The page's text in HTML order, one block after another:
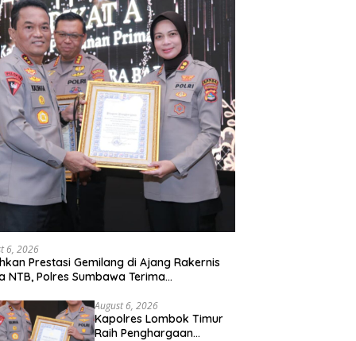
6, 2026
Prestasi Gemilang di Ajang Rakernis
NTB, Polres Sumbawa Terima
August 6, 2026
Kapolres Lombok Timur
Raih Penghargaan